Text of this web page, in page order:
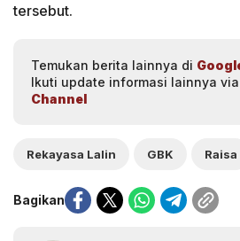
tersebut.
Temukan berita lainnya di
Ikuti update informasi lainnya via
Channel
Rekayasa Lalin GBK Raisa
Bagikan